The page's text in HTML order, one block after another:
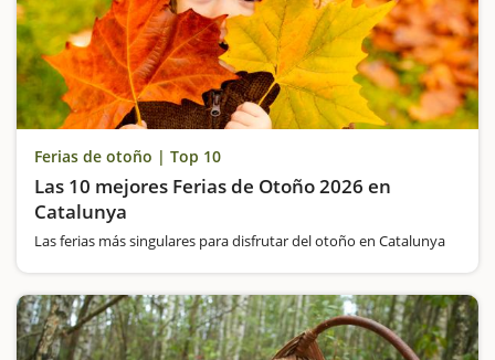
Ferias de otoño | Top 10
Las 10 mejores Ferias de Otoño 2026 en
Catalunya
Las ferias más singulares para disfrutar del otoño en Catalunya